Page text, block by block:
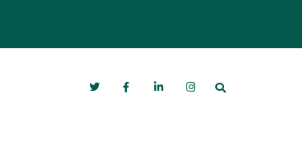
Search